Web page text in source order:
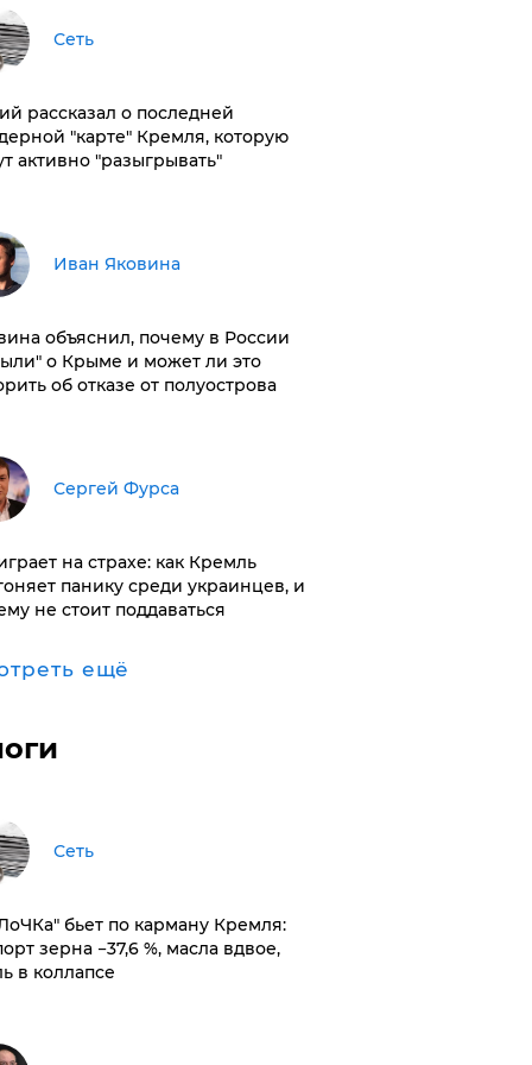
Сеть
рассказал о последней
"карте" Кремля, которую
активно "разыгрывать"
Иван Яковина
объяснил, почему в России
о Крыме и может ли это
об отказе от полуострова
Сергей Фурса
на страхе: как Кремль
панику среди украинцев, и
не стоит поддаваться
ещё
Сеть
бьет по карману Кремля:
зерна −37,6 %, масла вдвое,
в коллапсе